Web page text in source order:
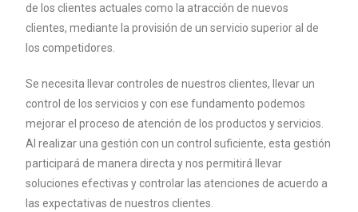
de los clientes actuales como la atracción de nuevos
clientes, mediante la provisión de un servicio superior al de
los competidores.
Se necesita llevar controles de nuestros clientes, llevar un
control de los servicios y con ese fundamento podemos
mejorar el proceso de atención de los productos y servicios.
Al realizar una gestión con un control suficiente, esta gestión
participará de manera directa y nos permitirá llevar
soluciones efectivas y controlar las atenciones de acuerdo a
las expectativas de nuestros clientes.